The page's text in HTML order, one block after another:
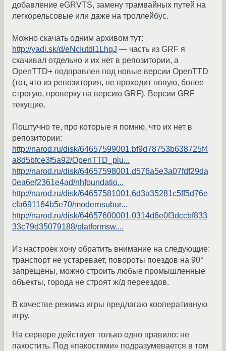
добавление eGRVTS, замену трамвайных путей на
легкорельсовые или даже на троллейбус.
Можно скачать одним архивом тут:
http://yadi.sk/d/eNcIutdl1LhqJ — часть из GRF я
скачивал отдельно и их нет в репозитории, а
OpenTTD+ подправлен под новые версии OpenTTD
(тот, что из репозитория, не проходит новую, более
строгую, проверку на версию GRF). Версии GRF
текущие.
Поштучно те, про которые я помню, что их нет в
репозитории:
http://narod.ru/disk/64657599001.bf9d78753b638725f4
a8d5bfce3f5a92/OpenTTD_plu...
http://narod.ru/disk/64657598001.d576a5e3a07fdf29da
0ea6ef2361e4ad/nhfoundatio...
http://narod.ru/disk/64657581001.6d3a35281c5ff5d76e
cfa691164b5e70/modernsubur...
http://narod.ru/disk/64657600001.0314d6e0f3dccbf833
33c79d35079188/platformsw....
Из настроек хочу обратить внимание на следующие:
транспорт не устаревает, повороты поездов на 90°
запрещены, можно строить любые промышленные
объекты, города не строят ж/д переездов.
В качестве режима игры предлагаю кооперативную
игру.
На сервере действует только одно правило: не
пакостить. Под «пакостями» подразумевается в том